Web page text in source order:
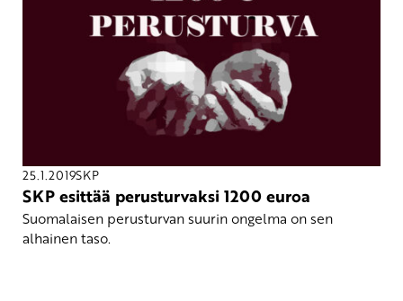
25.1.2019SKP
SKP esittää perusturvaksi 1200 euroa
Suomalaisen perusturvan suurin ongelma on sen
alhainen taso.